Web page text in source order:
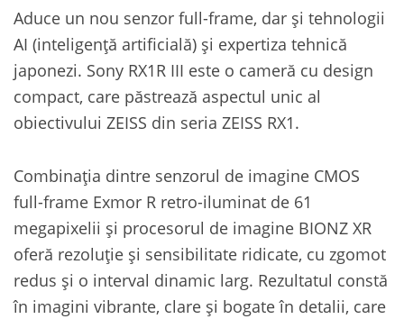
Aduce un nou senzor full-frame, dar și tehnologii
AI (inteligență artificială) și expertiza tehnică
japonezi. Sony RX1R III este o cameră cu design
compact, care păstrează aspectul unic al
obiectivului ZEISS din seria ZEISS RX1.
Combinația dintre senzorul de imagine CMOS
full-frame Exmor R retro-iluminat de 61
megapixelii și procesorul de imagine BIONZ XR
oferă rezoluție și sensibilitate ridicate, cu zgomot
redus și o interval dinamic larg. Rezultatul constă
în imagini vibrante, clare și bogate în detalii, care